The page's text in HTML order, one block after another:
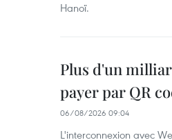
Hanoï.
Plus d'un
payer par QR
06/08/2026 09:04
L'interconnexion avec